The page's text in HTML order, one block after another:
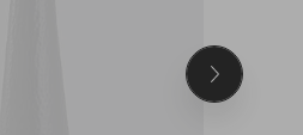
Neste